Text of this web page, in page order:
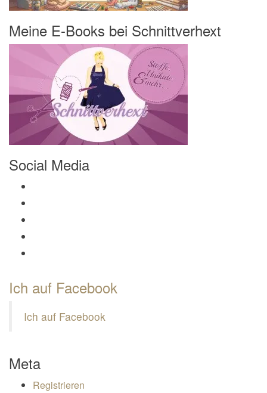
Meine E-Books bei Schnittverhext
Social Media
Ich auf Facebook
Ich auf Facebook
Meta
Registrieren